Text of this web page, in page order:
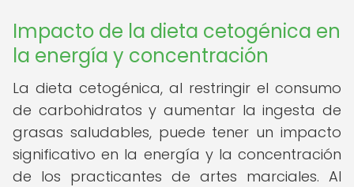
Impacto de la dieta cetogénica en
la energía y concentración
La dieta cetogénica, al restringir el consumo
de carbohidratos y aumentar la ingesta de
grasas saludables, puede tener un impacto
significativo en la energía y la concentración
de los practicantes de artes marciales. Al